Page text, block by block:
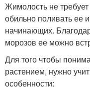
Жимолость не
обильно поливать ее
начинающих.
морозов ее можно
Для того чтобы
растением, нужно
особенности: